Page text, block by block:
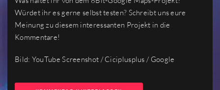
Würdet ihr es gerne selbst testen? Schreibt uns eure
Meinung zu diesem interessanten Projekt in die
Kommentare!
Bild: YouTube Screenshot / Ciciplusplus / Google